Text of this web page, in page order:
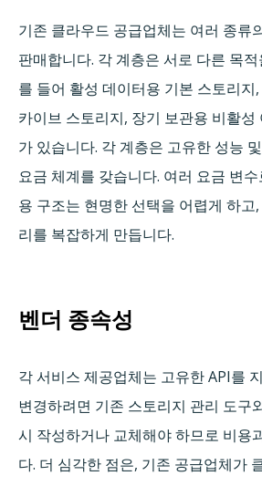
기존 클라우드 공급업체는 여러 종류
판매합니다. 각 계층은 서로 다른 목
를 들어 활성 데이터용 기본 스토리지
카이브 스토리지, 장기 보관용 비활성
가 있습니다. 각 계층은 고유한 성능
요금 체계를 갖습니다. 여러 요금 변
용 구조는 현명한 선택을 어렵게 하고
리를 복잡하게 만듭니다.
벤더 종속성
각 서비스 제공업체는 고유한 API를
변경하려면 기존 스토리지 관리 도구
시 작성하거나 교체해야 하므로 비용
다. 더 심각한 점은, 기존 공급업체가